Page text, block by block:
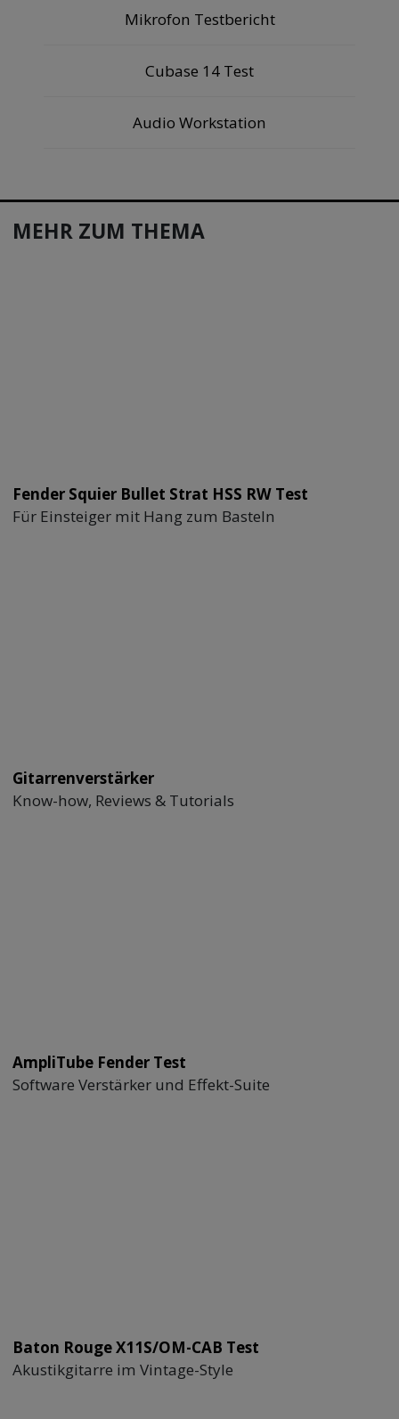
Mikrofon Testbericht
Cubase 14 Test
Audio Workstation
MEHR ZUM THEMA
Fender Squier Bullet Strat HSS RW Test
Für Einsteiger mit Hang zum Basteln
Gitarrenverstärker
Know-how, Reviews & Tutorials
AmpliTube Fender Test
Software Verstärker und Effekt-Suite
Baton Rouge X11S/OM-CAB Test
Akustikgitarre im Vintage-Style